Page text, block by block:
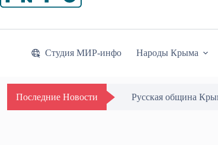
Студия МИР-инфо Народы Крыма
Последние Новости Одиссей Пипия